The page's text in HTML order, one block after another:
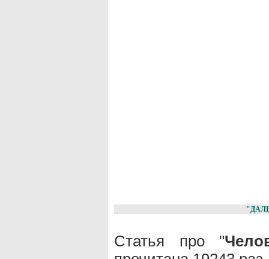
Статья про "